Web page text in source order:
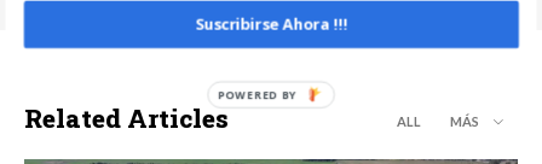
Related Articles ALL MÁS
Suscribirse Ahora !!!